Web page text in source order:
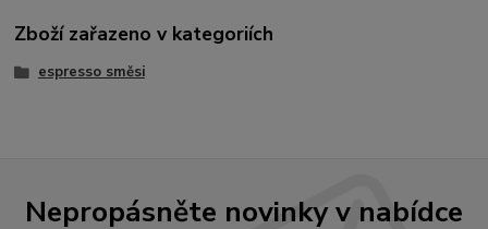
Zboží zařazeno v kategoriích
espresso směsi
Nepropásněte novinky v nabídce